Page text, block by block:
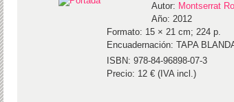
Autor: Montserrat
Año: 2012
Formato: 15 × 21 cm; 224 p.
Encuadernación: TAPA
ISBN: 978-84-96898-07-3
Precio: 12 € (IVA incl.)